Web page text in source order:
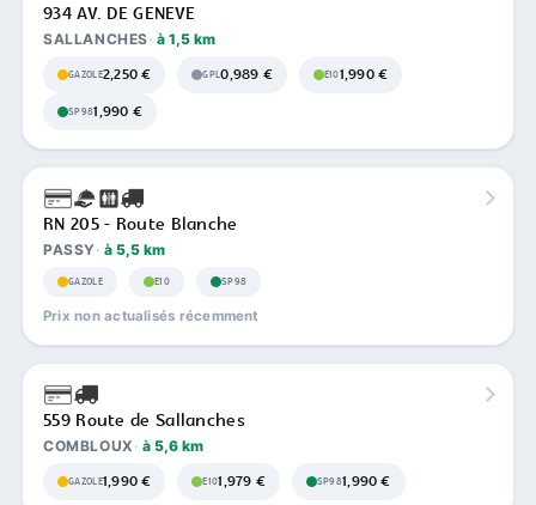
934 AV. DE GENEVE
SALLANCHES à 1,5 km
GAZOLE2,250 € GPL0,989 € E101,990 €
SP981,990 €
RN 205 - Route Blanche
PASSY à 5,5 km
GAZOLE E10 SP98
Prix non actualisés récemment
559 Route de Sallanches
COMBLOUX à 5,6 km
GAZOLE1,990 € E101,979 € SP981,990 €